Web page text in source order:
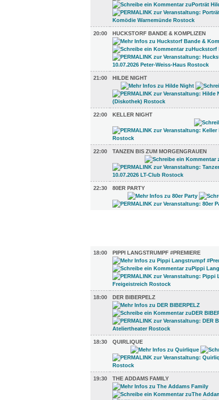
20:00 HUCKSTORF BANDE & KOMPLIZEN
21:00 HILDE NIGHT
22:00 KELLER NIGHT
22:00 TANZEN BIS ZUM MORGENGRAUEN
22:30 80ER PARTY
18:00
PIPPI LANGSTRUMPF #PREMIERE
18:00 DER BIBERPELZ
18:30 QUIRLIQUE
19:30 THE ADDAMS FAMILY